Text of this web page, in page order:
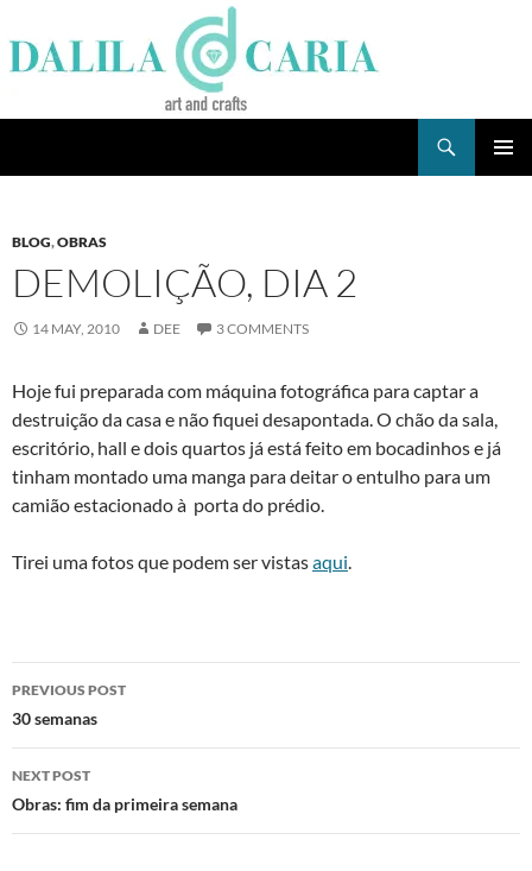
to
content
BLOG,OBRAS
DEMOLIÇÃO, DIA 2
14 MAY, 2010 DEE 3 COMMENTS
Hoje fui preparada com máquina fotográfica para captar a
destruição da casa e não fiquei desapontada. O chão da sala,
escritório, hall e dois quartos já está feito em bocadinhos e já
tinham montado uma manga para deitar o entulho para um
camião estacionado à porta do prédio.
Tirei uma fotos que podem ser vistasaqui.
Post
navigation
PREVIOUS POST
30 semanas
NEXT POST
Obras: fim da primeira semana